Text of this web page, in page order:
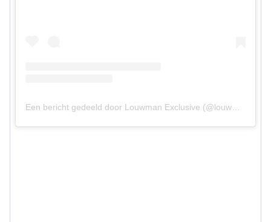
Een bericht gedeeld door Louwman Exclusive (@louwmanexclusive)